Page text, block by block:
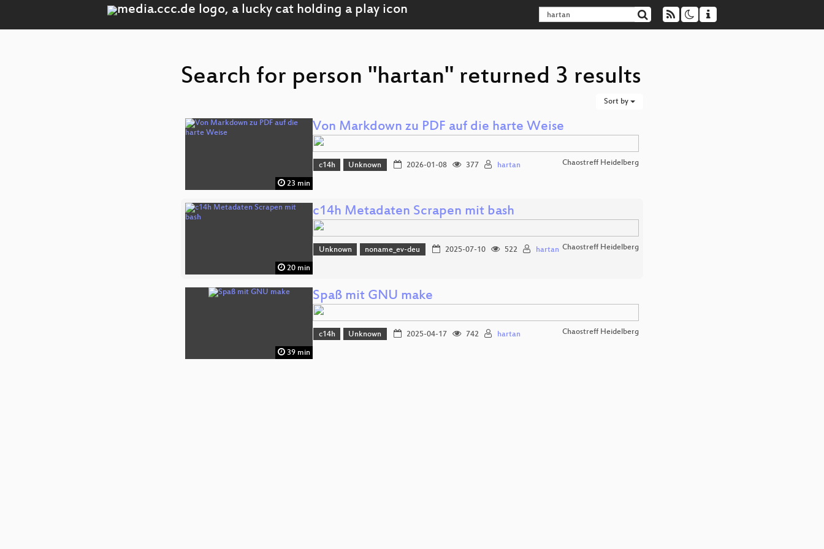
Search for person "hartan" returned 3 results
Sort by
23 min
Von Markdown zu PDF auf die harte Weise
c14h Unknown 2026-01-08 377 hartan Chaostreff Heidelberg
20 min
c14h Metadaten Scrapen mit bash
Unknown noname_ev-deu 2025-07-10 522 hartan Chaostreff Heidelberg
39 min
Spaß mit GNU make
c14h Unknown 2025-04-17 742 hartan Chaostreff Heidelberg